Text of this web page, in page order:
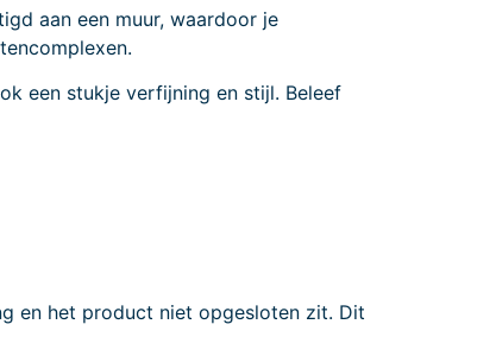
aan een muur, waardoor je
een stukje verfijning en stijl. Beleef
en het product niet opgesloten zit. Dit